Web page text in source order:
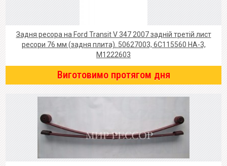
Задня ресора на Ford Transit V 347 2007 задній третій лист
ресори 76 мм (задня плита). 50627003, 6C115560 HA-3,
M1222603
Виготовимо протягом дня